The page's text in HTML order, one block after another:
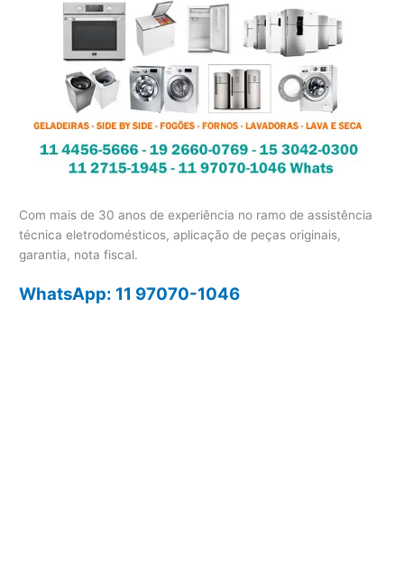
Com mais de 30 anos de experiência no ramo de assistência
técnica eletrodomésticos, aplicação de peças originais,
garantia, nota fiscal.
WhatsApp: 11 97070-1046